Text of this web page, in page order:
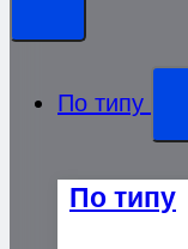
По типу
По типу